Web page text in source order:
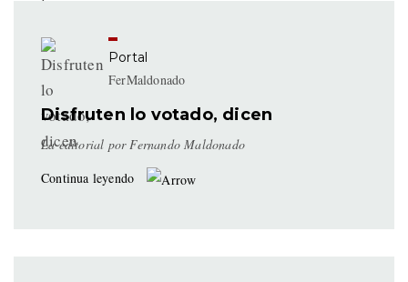
Portal
FerMaldonado
Disfruten lo votado, dicen
La editorial por Fernando Maldonado
Continua leyendo